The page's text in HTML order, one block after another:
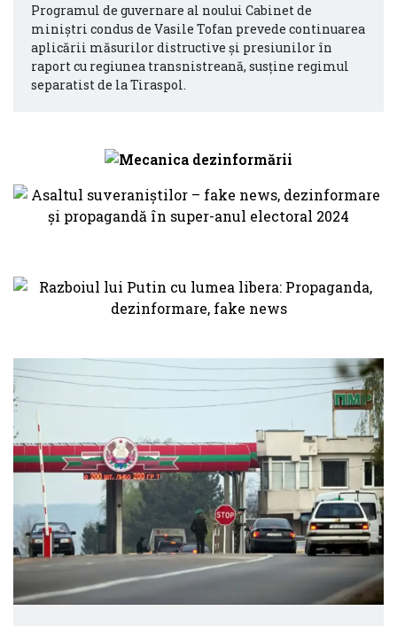
Programul de guvernare al noului Cabinet de
miniștri condus de Vasile Tofan prevede continuarea
aplicării măsurilor distructive și presiunilor în
raport cu regiunea transnistreană, susține regimul
separatist de la Tiraspol.